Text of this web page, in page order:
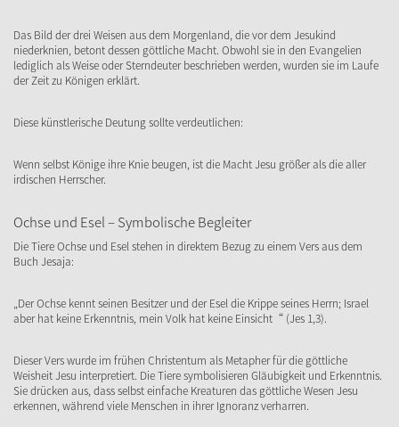
Das Bild der drei Weisen aus dem Morgenland, die vor dem Jesukind
niederknien, betont dessen göttliche Macht. Obwohl sie in den Evangelien
lediglich als Weise oder Sterndeuter beschrieben werden, wurden sie im Laufe
der Zeit zu Königen erklärt.
Diese künstlerische Deutung sollte verdeutlichen:
Wenn selbst Könige ihre Knie beugen, ist die Macht Jesu größer als die aller
irdischen Herrscher.
Ochse und Esel – Symbolische Begleiter
Die Tiere Ochse und Esel stehen in direktem Bezug zu einem Vers aus dem
Buch Jesaja:
„Der Ochse kennt seinen Besitzer und der Esel die Krippe seines Herrn; Israel
aber hat keine Erkenntnis, mein Volk hat keine Einsicht“ (Jes 1,3).
Dieser Vers wurde im frühen Christentum als Metapher für die göttliche
Weisheit Jesu interpretiert. Die Tiere symbolisieren Gläubigkeit und Erkenntnis.
Sie drücken aus, dass selbst einfache Kreaturen das göttliche Wesen Jesu
erkennen, während viele Menschen in ihrer Ignoranz verharren.